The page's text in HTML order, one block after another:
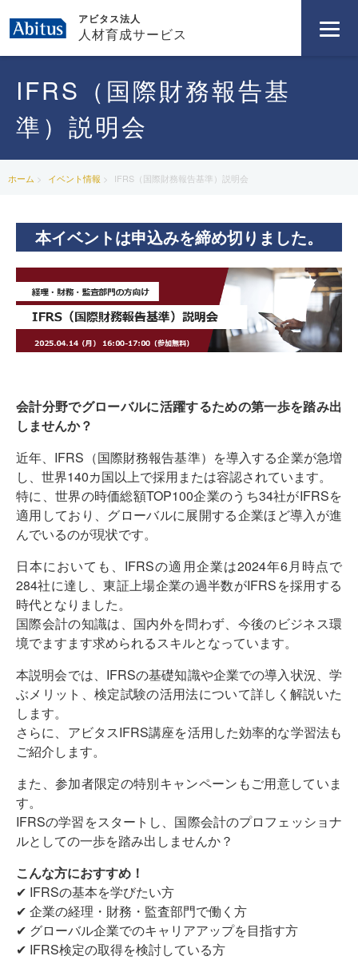
アビタス法人
人材育成サービス
IFRS（国際財務報告基
準）説明会
ホーム イベント情報 IFRS（国際財務報告基準）説明会
本イベントは申込みを締め切りました。
会計分野でグローバルに活躍するための第一歩を踏み出
しませんか？
近年、IFRS（国際財務報告基準）を導入する企業が急増
し、世界140カ国以上で採用または容認されています。
特に、世界の時価総額TOP100企業のうち34社がIFRSを
適用しており、グローバルに展開する企業ほど導入が進
んでいるのが現状です。
日本においても、IFRSの適用企業は2024年6月時点で
284社に達し、東証上場企業の過半数がIFRSを採用する
時代となりました。
国際会計の知識は、国内外を問わず、今後のビジネス環
境でますます求められるスキルとなっています。
本説明会では、IFRSの基礎知識や企業での導入状況、学
ぶメリット、検定試験の活用法について詳しく解説いた
します。
さらに、アビタスIFRS講座を活用した効率的な学習法も
ご紹介します。
また、参加者限定の特別キャンペーンもご用意していま
す。
IFRSの学習をスタートし、国際会計のプロフェッショナ
ルとしての一歩を踏み出しませんか？
こんな方におすすめ！
✔ IFRSの基本を学びたい方
✔ 企業の経理・財務・監査部門で働く方
✔ グローバル企業でのキャリアアップを目指す方
✔ IFRS検定の取得を検討している方